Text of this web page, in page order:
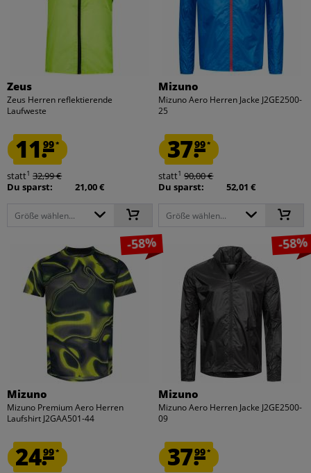
Zeus
Zeus Herren reflektierende
Laufweste
11.99*
statt1 32,99 €
Du sparst:
21,00 €
Größe wählen...
Mizuno
Mizuno Aero Herren Jacke J2GE2500-
25
37.99*
statt1 90,00 €
Du sparst:
52,01 €
Größe wählen...
-58%
Mizuno
Mizuno Premium Aero Herren
Laufshirt J2GAA501-44
24.99*
-58%
Mizuno
Mizuno Aero Herren Jacke J2GE2500-
09
37.99*